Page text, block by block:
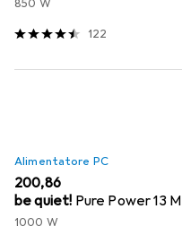
850 W
122
Alimentatore PC
EUR
200,86
be quiet! Pure Power 13 M
1000 W